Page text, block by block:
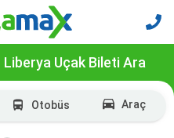
Liberya Uçak Bileti Ara
Otobüs Araç